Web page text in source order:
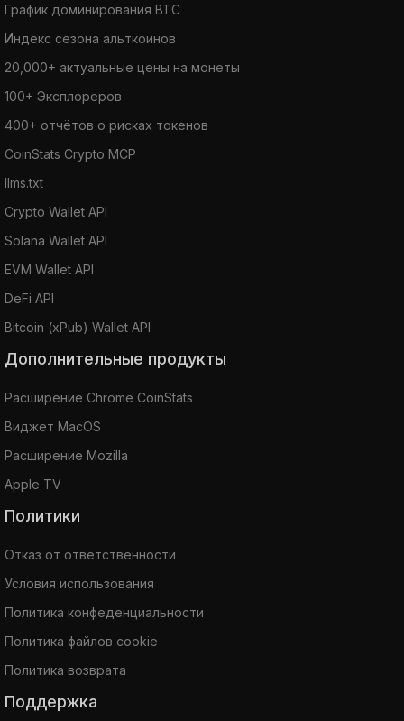
График доминирования BTC
Индекс сезона альткоинов
20,000+ актуальные цены на монеты
100+ Эксплореров
400+ отчётов о рисках токенов
CoinStats Crypto MCP
llms.txt
Crypto Wallet API
Solana Wallet API
EVM Wallet API
DeFi API
Bitcoin (xPub) Wallet API
Дополнительные продукты
Расширение Chrome CoinStats
Виджет MacOS
Расширение Mozilla
Apple TV
Политики
Отказ от ответственности
Условия использования
Политика конфеденциальности
Политика файлов cookie
Политика возврата
Поддержка